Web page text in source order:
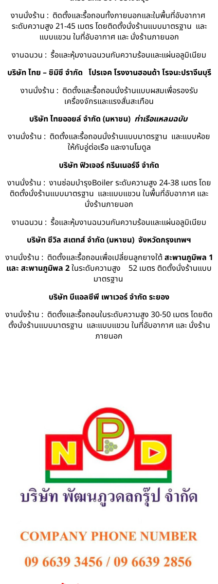
งานนั่งร้าน : ติดตั้งและรื้อถอนทั้งภายนอกและในพื้นที่อับอากาศ
ระดับความสูง 21-45 เมตร โดยติดตั้งนั่งร้านแบบมาตรฐาน และ
แบบแขวน ในที่อับอากาศ และ นั่งร้านภายนอก
งานฉนวน : รื้อและหุ้มงานฉนวนกันความร้อนและแผ่นอลูมิเนียม
บริษัท ไทย – ชิมิซึ จำกัด โปรเจค โรงงานฮอนด้า โรจนะปราจีนบุรี
งานนั่งร้าน : ติดตั้งและรื้อถอนนั่งร้านแบบผสมเพื่อรองรับ
เครื่องจักรและแรงสั่นสะเทือน
บริษัท ไทยออยล์ จํากัด (มหาชน) ท่าเรือแหลมฉบับ
งานนั่งร้าน : ติดตั้งและรื้อถอนนั่งร้านแบบมาตรฐาน และแบบห้อย
ให้กับอู่ต่อเรือ และงานโมดูล
บริษัท ฟิวเจอร์ กรีนเนอร์จี จำกัด
งานนั่งร้าน : งานซ่อมบำรุงBoiler ระดับความสูง 24-38 เมตร โดย
ติดตั้งนั่งร้านแบบมาตรฐาน และแบบแขวน ในพื้นที่อับอากาศ และ
นั่งร้านภายนอก
งานฉนวน : รื้อและหุ้มงานฉนวนกันความร้อนและแผ่นอลูมิเนียม
บริษัท ซีวิล สเตทส์ จำกัด (มหาชน) จังหวัดกรุงเทพฯ
งานนั่งร้าน : ติดตั้งและรื้อถอนเพื่อเปลี่ยนลูกยางใต้ สะพานภูมิพล 1
และ สะพานภูมิพล 2ในระดับความสูง 52 เมตร ติดตั้งนั่งร้านแบบ
มาตรฐาน
บริษัท บีแอลซีพี เพาเวอร์ จำกัด ระยอง
งานนั่งร้าน : ติดตั้งและรื้อถอนในระดับความสูง 30-50 เมตร โดยติด
ตั้งนั่งร้านแบบมาตรฐาน และแบบแขวน ในที่อับอากาศ และ นั่งร้าน
ภายนอก